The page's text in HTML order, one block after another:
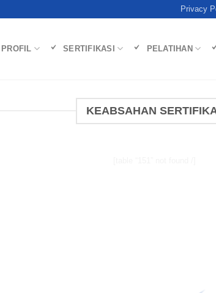
Privacy
PROFIL SERTIFIKASI PELATIHAN
KEABSAHAN